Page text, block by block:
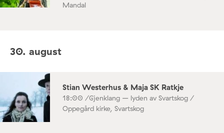
Mandal
30. august
Stian Westerhus & Maja SK Ratkje
18:00 /Gjenklang – lyden av Svartskog /
Oppegård kirke, Svartskog